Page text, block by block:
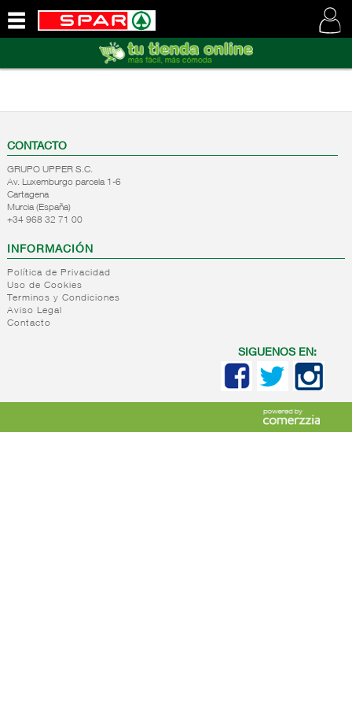
SOMOS
CONTACTO
GRUPO UPPER S.C.
Av. Luxemburgo parcela 1-6
Cartagena
Murcia (España)
+34 968 32 71 00
INFORMACIÓN
Política de Privacidad
Uso de Cookies
Terminos y Condiciones
Aviso Legal
Contacto
SIGUENOS EN: